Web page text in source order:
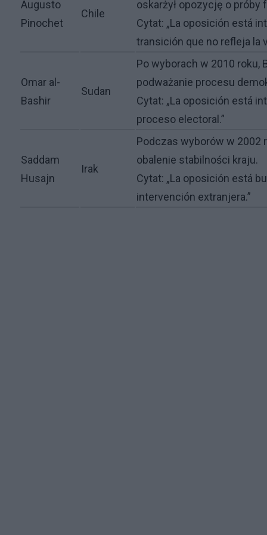
Augusto
Pinochet
Chile
oskarżył opozycję o próby
Cytat: „La oposición está
transición que no refleja la
Omar al-
Bashir
Sudan
Po wyborach w 2010 roku,
podważanie procesu
Cytat: „La oposición está
proceso electoral.”
Saddam
Husajn
Irak
Podczas wyborów w 2002
obalenie stabilności kraju.
Cytat: „La oposición está
intervención extranjera.”